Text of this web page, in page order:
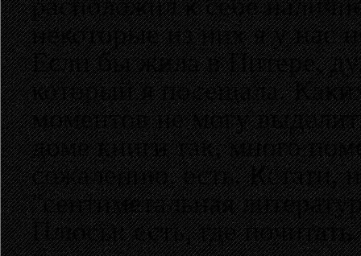
расположил к себе
некоторые из них я у нас
Если бы жила в Питере,
который я посещала.
моментов не могу
доме книги так, много
сожалению, есть. Кстати,
"сентиметальная
Плюсы: есть, где